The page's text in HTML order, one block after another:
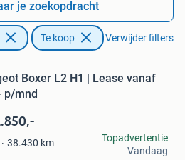
je zoekopdracht
Te koop Verwijder filters
Boxer L2 H1 | Lease vanaf
p/mnd
38.430 km
Topadvertentie
Vandaag